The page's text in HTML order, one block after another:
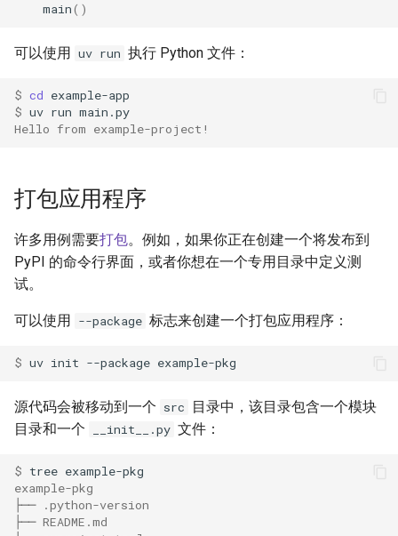
main()
可以使用 uv run 执行 Python 文件：
$ cd
$ uv run
Hello from example-project!
打包应用程序
许多用例需要打包。例如，如果你正在创建一个将发布到
PyPI 的命令行界面，或者你想在一个专用目录中定义测
试。
可以使用 --package 标志来创建一个打包应用程序：
$ uv init --package
源代码会被移动到一个 src
目录中，该目录包含一个模块
目录和一个
__init__.py 文件：
$ tree
example-pkg
├── .python-version
├── README.md